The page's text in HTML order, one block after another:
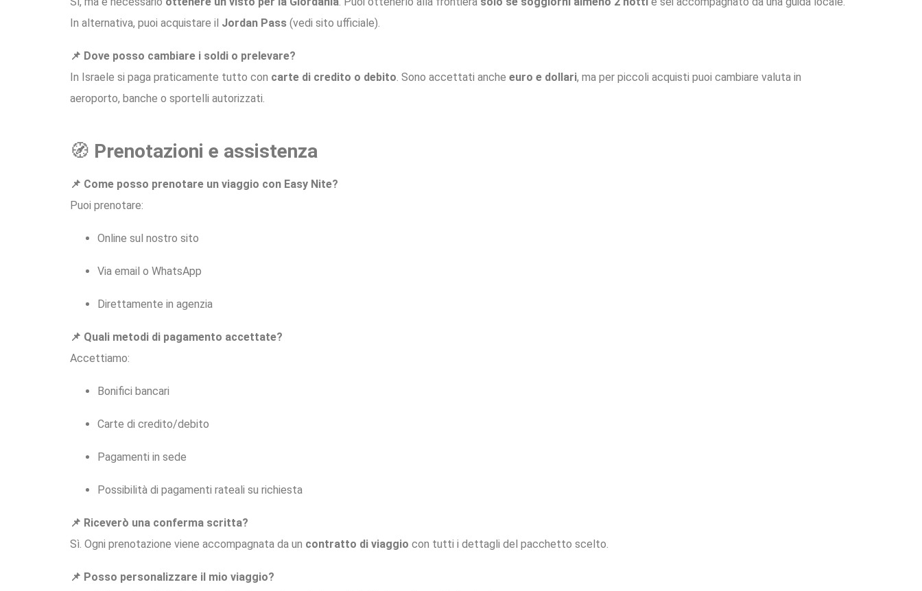
In alternativa, puoi acquistare il Jordan Pass (vedi sito ufficiale).
📌 Dove posso cambiare i soldi o prelevare?
In Israele si paga praticamente tutto con carte di credito o debito. Sono accettati anche euro e dollari, ma per piccoli acquisti puoi cambiare valuta in
aeroporto, banche o sportelli autorizzati.
🧭 Prenotazioni e assistenza
📌 Come posso prenotare un viaggio con Easy Nite?
Puoi prenotare:
Online sul nostro sito
Via email o WhatsApp
Direttamente in agenzia
📌 Quali metodi di pagamento accettate?
Accettiamo:
Bonifici bancari
Carte di credito/debito
Pagamenti in sede
Possibilità di pagamenti rateali su richiesta
📌 Riceverò una conferma scritta?
Sì. Ogni prenotazione viene accompagnata da un contratto di viaggio con tutti i dettagli del pacchetto scelto.
📌 Posso personalizzare il mio viaggio?